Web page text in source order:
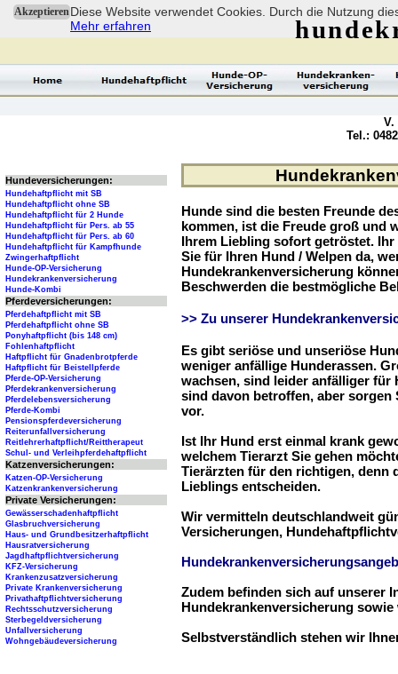
AkzeptierenDiese Website verwendet Cookies. Durch die Nutzung
Mehr erfahren
Hunde sind die besten Freunde
kommen, ist die Freude groß und
Ihrem Liebling sofort getröstet.
Sie für Ihren Hund / Welpen da,
Hundekrankenversicherung
Beschwerden die bestmögliche
>> Zu unserer
Es gibt seriöse und unseriöse
weniger anfällige Hunderassen.
wachsen, sind leider anfälliger für
sind davon betroffen, aber sorgen
vor.
Ist Ihr Hund erst einmal krank
welchem Tierarzt Sie gehen
Tierärzten für den richtigen, denn
Lieblings entscheiden.
Wir vermitteln deutschlandweit
Versicherungen,
Zudem befinden sich auf unserer
Hundekrankenversicherung
Selbstverständlich stehen wir
Hundeversicherungen:
Hundehaftpflicht mit SB
Hundehaftpflicht ohne SB
Hundehaftpflicht für 2 Hunde
Hundehaftpflicht für Pers. ab 55
Hundehaftpflicht für Pers. ab 60
Hundehaftpflicht für Kampfhunde
Zwingerhaftpflicht
Hunde-OP-Versicherung
Hundekrankenversicherung
Hunde-Kombi
Pferdeversicherungen:
Pferdehaftpflicht mit SB
Pferdehaftpflicht ohne SB
Ponyhaftpflicht (bis 148 cm)
Fohlenhaftpflicht
Haftpflicht für Gnadenbrotpferde
Haftpflicht für Beistellpferde
Pferde-OP-Versicherung
Pferdekrankenversicherung
Pferdelebensversicherung
Pferde-Kombi
Pensionspferdeversicherung
Reiterunfallversicherung
Reitlehrerhaftpflicht/Reittherapeut
Schul- und Verleihpferdehaftpflicht
Katzenversicherungen:
Katzen-OP-Versicherung
Katzenkrankenversicherung
Private Versicherungen:
Gewässerschadenhaftpflicht
Glasbruchversicherung
Haus- und Grundbesitzerhaftpflicht
Hausratversicherung
Jagdhaftpflichtversicherung
KFZ-Versicherung
Krankenzusatzversicherung
Private Krankenversicherung
Privathaftpflichtversicherung
Rechtsschutzversicherung
Sterbegeldversicherung
Unfallversicherung
Wohngebäudeversicherung
V.
Tel.: